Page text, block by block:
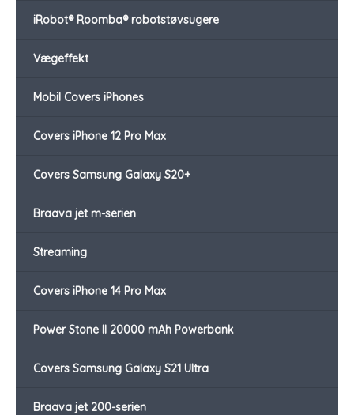
iRobot® Roomba® robotstøvsugere
Vægeffekt
Mobil Covers iPhones
Covers iPhone 12 Pro Max
Covers Samsung Galaxy S20+
Braava jet m-serien
Streaming
Covers iPhone 14 Pro Max
Power Stone II 20000 mAh Powerbank
Covers Samsung Galaxy S21 Ultra
Braava jet 200-serien